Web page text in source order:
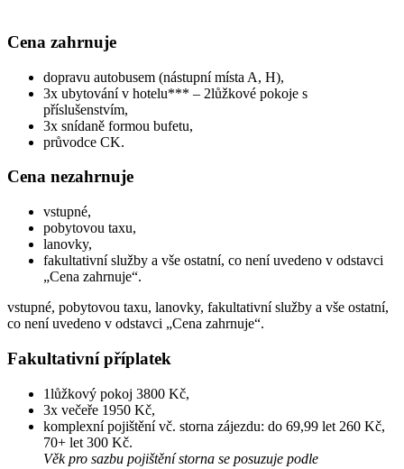
Cena zahrnuje
dopravu autobusem (nástupní místa A, H),
3x ubytování v hotelu*** – 2lůžkové pokoje s
příslušenstvím,
3x snídaně formou bufetu,
průvodce CK.
Cena nezahrnuje
vstupné,
pobytovou taxu,
lanovky,
fakultativní služby a vše ostatní, co není uvedeno v odstavci
„Cena zahrnuje“.
vstupné, pobytovou taxu, lanovky, fakultativní služby a vše ostatní,
co není uvedeno v odstavci „Cena zahrnuje“.
Fakultativní příplatek
1lůžkový pokoj 3800 Kč,
3x večeře 1950 Kč,
komplexní pojištění vč. storna zájezdu: do 69,99 let 260 Kč,
70+ let 300 Kč.
Věk pro sazbu pojištění storna se posuzuje podle